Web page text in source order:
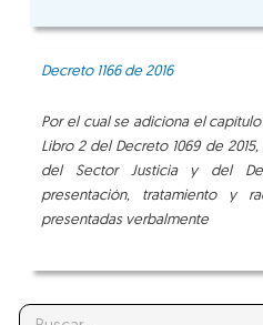
Decreto 1166 de 2016
Por el cual se adiciona el
Libro 2 del Decreto 1069 de
del Sector Justicia y del
presentación, tratamiento y
presentadas verbalmente
Search